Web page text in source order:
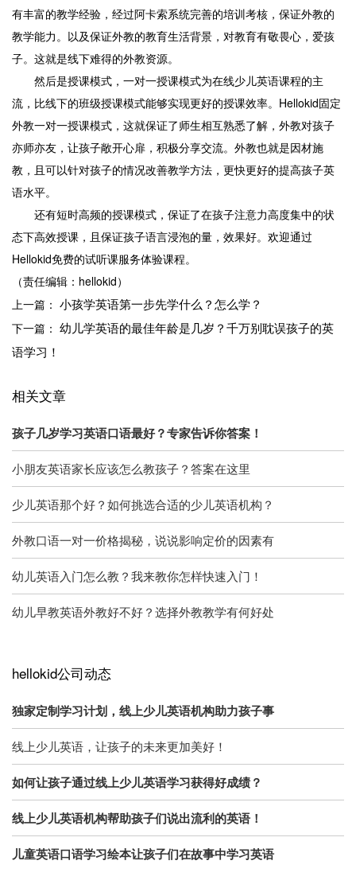
有丰富的教学经验，经过阿卡索系统完善的培训考核，保证外教的
教学能力。以及保证外教的教育生活背景，对教育有敬畏心，爱孩
子。这就是线下难得的外教资源。
然后是授课模式，一对一授课模式为在线少儿英语课程的主
流，比线下的班级授课模式能够实现更好的授课效率。Hellokid固定
外教一对一授课模式，这就保证了师生相互熟悉了解，外教对孩子
亦师亦友，让孩子敞开心扉，积极分享交流。外教也就是因材施
教，且可以针对孩子的情况改善教学方法，更快更好的提高孩子英
语水平。
还有短时高频的授课模式，保证了在孩子注意力高度集中的状
态下高效授课，且保证孩子语言浸泡的量，效果好。欢迎通过
Hellokid免费的试听课服务体验课程。
（责任编辑：hellokid）
上一篇： 小孩学英语第一步先学什么？怎么学？
下一篇： 幼儿学英语的最佳年龄是几岁？千万别耽误孩子的英
语学习！
相关文章
孩子几岁学习英语口语最好？专家告诉你答案！
小朋友英语家长应该怎么教孩子？答案在这里
少儿英语那个好？如何挑选合适的少儿英语机构？
外教口语一对一价格揭秘，说说影响定价的因素有
幼儿英语入门怎么教？我来教你怎样快速入门！
幼儿早教英语外教好不好？选择外教教学有何好处
hellokid公司动态
独家定制学习计划，线上少儿英语机构助力孩子事
线上少儿英语，让孩子的未来更加美好！
如何让孩子通过线上少儿英语学习获得好成绩？
线上少儿英语机构帮助孩子们说出流利的英语！
儿童英语口语学习绘本让孩子们在故事中学习英语